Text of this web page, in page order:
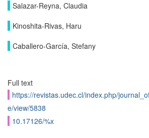
Salazar-Reyna, Claudia
Kinoshita-Rivas, Haru
Caballero-García, Stefany
Full text
https://revistas.udec.cl/index.php/
e/view/5838
10.17126/%x